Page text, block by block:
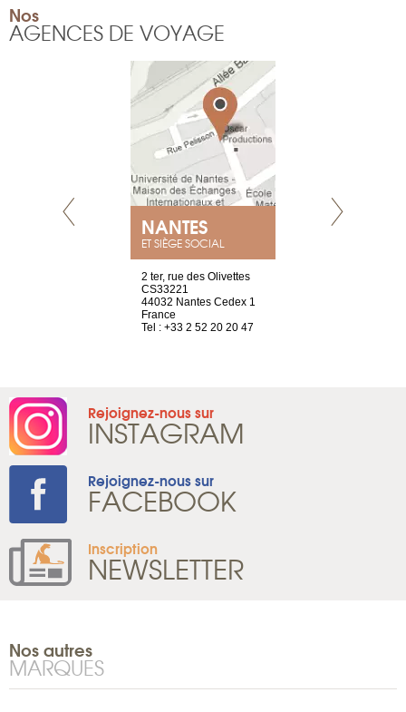
Nos
AGENCES DE VOYAGE
NANTES
ET SIÈGE SOCIAL
2 ter, rue des Olivettes
CS33221
44032 Nantes Cedex 1
France
Tel : +33 2 52 20 20 47
Rejoignez-nous sur
INSTAGRAM
Rejoignez-nous sur
FACEBOOK
Inscription
NEWSLETTER
Nos autres
MARQUES